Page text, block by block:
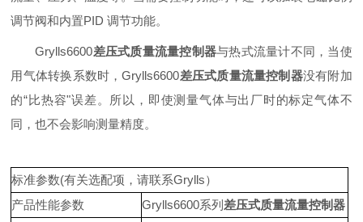
调节阀和内置PID 调节功能。
Grylls6600差压式质量流量控制器与热式流量计不同，当使
用气体转换系数时，Grylls6600差压式质量流量控制器没有附加
的“比热容"误差。所以，即使测量气体与出厂时的标定气体不
同，也不会影响测量精度。
标准参数(有关选配项，请联系Grylls）
产品性能参数
Grylls6600系列 差压式质量流量控制器